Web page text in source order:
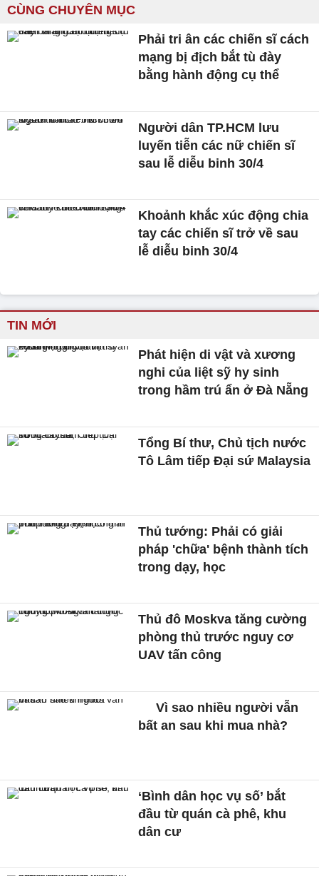
CÙNG CHUYÊN MỤC
Phải tri ân các chiến sĩ cách
mạng bị địch bắt tù đày
bằng hành động cụ thể
Người dân TP.HCM lưu
luyến tiễn các nữ chiến sĩ
sau lễ diễu binh 30/4
Khoảnh khắc xúc động chia
tay các chiến sĩ trở về sau
lễ diễu binh 30/4
TIN MỚI
Phát hiện di vật và xương
nghi của liệt sỹ hy sinh
trong hầm trú ẩn ở Đà Nẵng
Tổng Bí thư, Chủ tịch nước
Tô Lâm tiếp Đại sứ Malaysia
Thủ tướng: Phải có giải
pháp 'chữa' bệnh thành tích
trong dạy, học
Thủ đô Moskva tăng cường
phòng thủ trước nguy cơ
UAV tấn công
Vì sao nhiều người vẫn
bất an sau khi mua nhà?
‘Bình dân học vụ số’ bắt
đầu từ quán cà phê, khu
dân cư